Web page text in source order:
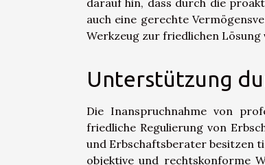
darauf hin, dass durch die
auch eine gerechte
Werkzeug zur friedlichen
Unterstützung
Die Inanspruchnahme von
friedliche Regulierung von
und Erbschaftsberater besitzen
objektive und rechtskonforme